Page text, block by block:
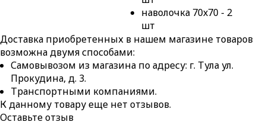
наволочка 70x70 - 2
шт
Доставка приобретенных в нашем магазине товаров
возможна двумя способами:
Самовывозом из магазина по адресу: г. Тула ул.
Прокудина, д. 3.
Транспортными компаниями.
К данному товару еще нет отзывов.
Оставьте отзыв